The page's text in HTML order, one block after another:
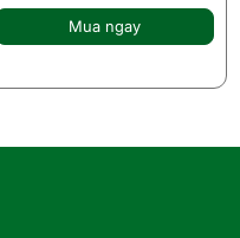
hợp cùng với hợp chất phụ
gia đặc biệt giúp chống teo
Mua ngay